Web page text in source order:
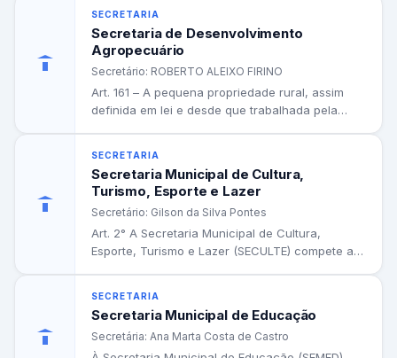
desequilíbrios do sistema
social e a recuperação dos elementos
desajustados, visando um
desenvolvimento social harmônico, consoante com
o previsto na art.203 da
SECRETARIA
Secretaria de Desenvolvimento
Agropecuário
Secretário: ROBERTO ALEIXO FIRINO
Art. 161 – A pequena propriedade rural, assim
definida em lei e desde que trabalhada pela
SECRETARIA
Secretaria Municipal de Cultura,
Turismo, Esporte e Lazer
Secretário: Gilson da Silva Pontes
Art. 2° A Secretaria Municipal de Cultura,
Esporte, Turismo e Lazer (SECULTE) compete as
SECRETARIA
Secretaria Municipal de Educação
Secretária: Ana Marta Costa de Castro